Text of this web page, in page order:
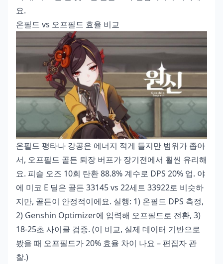
요.
온필드 vs 오프필드 효율 비교
온필드 평타나 강공은 에너지 적게 들지만 범위가 좁아
서, 오프필드 골든 퇴장 버프가 장기전에서 훨씬 유리해
요. 피슬 오즈 10회 탄환 88.8% 계수로 DPS 20% 업. 야
에 미코 E 딜은 골든 33145 vs 22세트 33922로 비슷하
지만, 골든이 안정적이에요. 실행: 1) 온필드 DPS 측정,
2) Genshin Optimizer에 입력해 오프필드로 전환, 3)
18-25초 사이클 검증. (이 비교, 실제 데이터 기반으로
봤을 때 오프필드가 20% 효율 차이 나요 – 편집자 관
찰.)